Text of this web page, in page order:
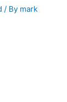
/ By mark